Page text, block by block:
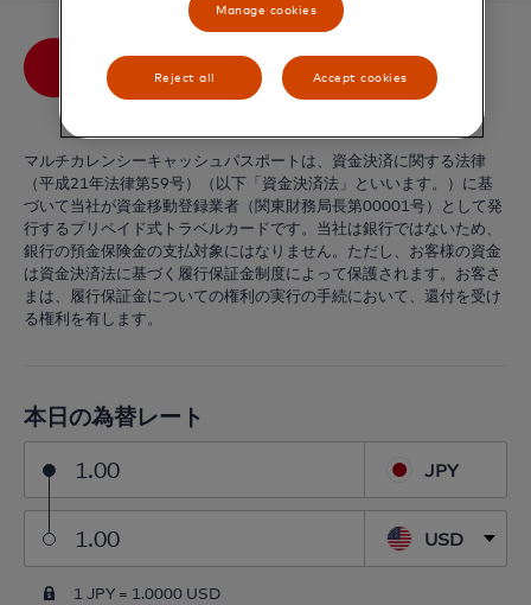
マルチカレンシーキャッシュパスポートは、資金決済に関する法律
（平成21年法律第59号）（以下「資金決済法」といいます。）に基
づいて当社が資金移動登録業者（関東財務局長第00001号）として発
行するプリペイド式トラベルカードです。当社は銀行ではないため、
銀行の預金保険金の支払対象にはなりません。ただし、お客様の資金
は資金決済法に基づく履行保証金制度によって保護されます。お客さ
まは、履行保証金についての権利の実行の手続において、還付を受け
る権利を有します。
本日の為替レート
JPY
USD
1 JPY = 1.0000 USD
Manage cookies
Reject all Accept cookies